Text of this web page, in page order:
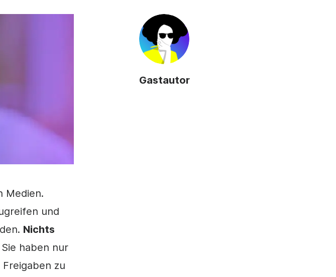
Gastautor
Medien.
und
Nichts
haben nur
zu